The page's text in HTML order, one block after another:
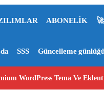
ABONELİK
SSS Güncelleme
WordPress Tema Ve